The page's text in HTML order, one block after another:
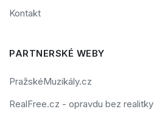
Kontakt
PARTNERSKÉ WEBY
PražskéMuzikály.cz
RealFree.cz - opravdu bez realitky